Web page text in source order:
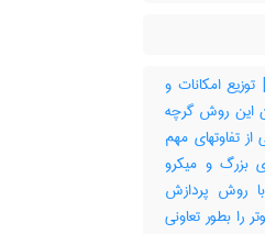
امکانات و
این روش گرچه
از تفاوتهای مهم
بزرگ و میکرو
روش پردازش
را بطور تعاونی